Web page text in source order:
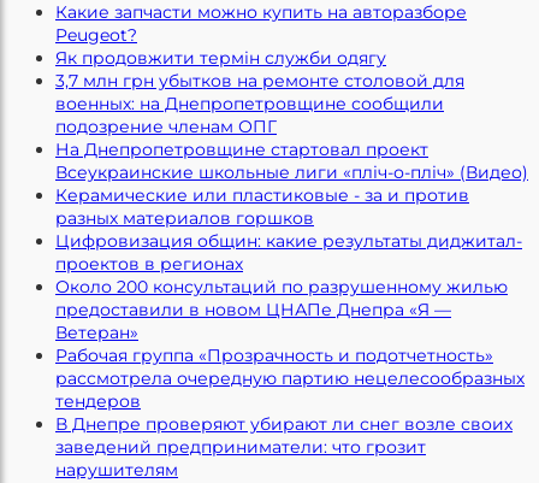
Какие запчасти можно купить на авторазборе
Peugeot?
Як продовжити термін служби одягу
3,7 млн грн убытков на ремонте столовой для
военных: на Днепропетровщине сообщили
подозрение членам ОПГ
На Днепропетровщине стартовал проект
Всеукраинские школьные лиги «пліч-о-пліч» (Видео)
Керамические или пластиковые - за и против
разных материалов горшков
Цифровизация общин: какие результаты диджитал-
проектов в регионах
Около 200 консультаций по разрушенному жилью
предоставили в новом ЦНАПе Днепра «Я —
Ветеран»
Рабочая группа «Прозрачность и подотчетность»
рассмотрела очередную партию нецелесообразных
тендеров
В Днепре проверяют убирают ли снег возле своих
заведений предприниматели: что грозит
нарушителям